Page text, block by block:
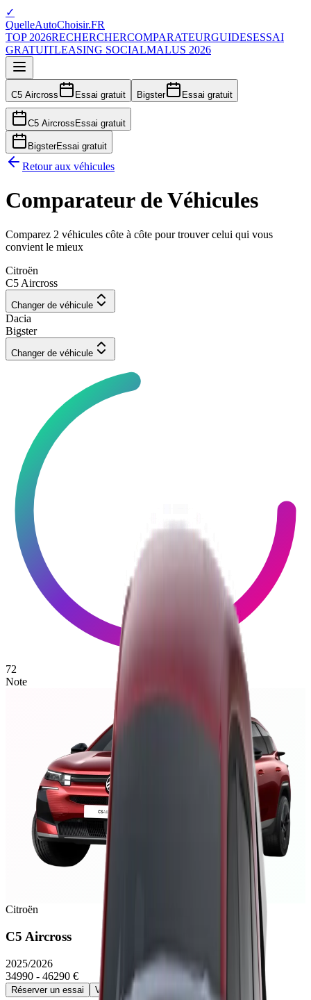
✓
QuelleAutoChoisir.FR
TOP 2026RECHERCHERCOMPARATEURGUIDESESSAI
GRATUITLEASING SOCIALMALUS 2026
C5 Aircross Essai gratuit Bigster Essai gratuit
C5 Aircross Essai gratuit
BigsterEssai gratuit
Retour aux véhicules
Comparateur de Véhicules
Comparez 2 véhicules côte à côte pour trouver celui qui vous
convient le mieux
Citroën
C5 Aircross
Changer de véhicule
Dacia
Bigster
Changer de véhicule
72
Note
Citroën
C5 Aircross
2025/2026
34990 - 46290 €
Réserver un essai Voir la fiche détaillée →